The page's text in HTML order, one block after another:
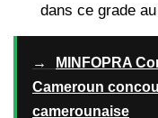
dans ce grade
→
MINFOPRA
Cameroun
camerounaise